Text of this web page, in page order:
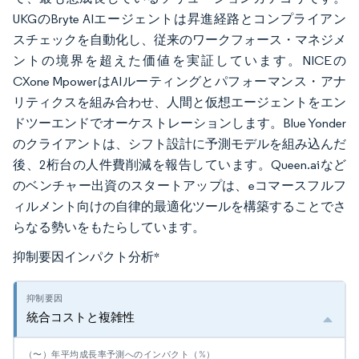
UKGのBryte AIエージェントは昇進経路とコンプライアン
スチェックを自動化し、従来のワークフォース・マネジメ
ントの境界を超えた価値を実証しています。NICEの
CXone MpowerはAIルーティングとパフォーマンス・アナ
リティクスを組み合わせ、人間と仮想エージェントをエン
ドツーエンドでオーケストレーションします。Blue Yonder
のクライアントは、シフト設計に予測モデルを組み込んだ
後、2桁台の人件費削減を報告しています。Queen.aiなど
のベンチャー出資のスタートアップは、eコマースフルフ
ィルメント向けの自律的最適化ツールを構築することでさ
らなる勢いをもたらしています。
抑制要因インパクト分析*
統合コストと複雑性